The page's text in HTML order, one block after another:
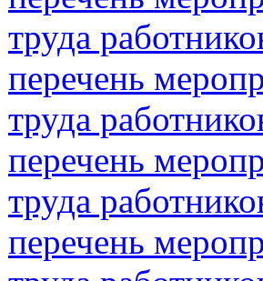
труда
перечень
труда
перечень
труда
перечень